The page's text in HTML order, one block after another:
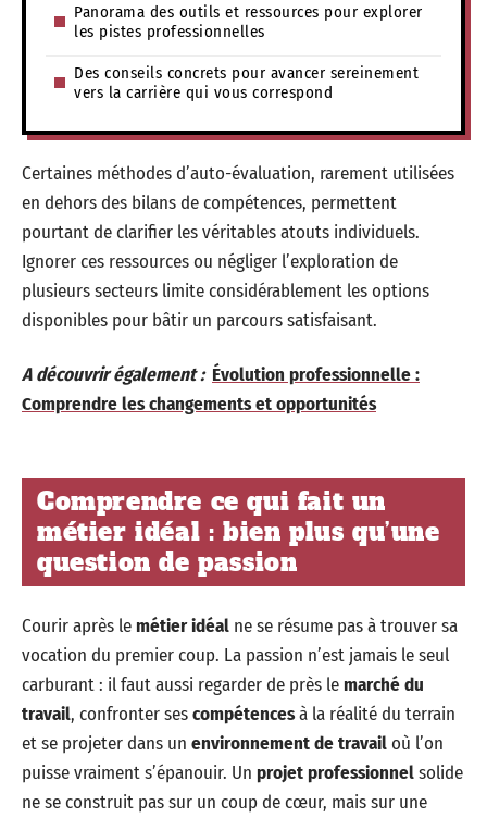
Panorama des outils et ressources pour explorer
les pistes professionnelles
Des conseils concrets pour avancer sereinement
vers la carrière qui vous correspond
Certaines méthodes d’auto-évaluation, rarement utilisées
en dehors des bilans de compétences, permettent
pourtant de clarifier les véritables atouts individuels.
Ignorer ces ressources ou négliger l’exploration de
plusieurs secteurs limite considérablement les options
disponibles pour bâtir un parcours satisfaisant.
A découvrir également : Évolution professionnelle :
Comprendre les changements et opportunités
Comprendre ce qui fait un
métier idéal : bien plus qu’une
question de passion
Courir après lemétier idéal ne se résume pas à trouver sa
vocation du premier coup. La passion n’est jamais le seul
carburant : il faut aussi regarder de près lemarché du
travail, confronter sescompétencesà la réalité du terrain
et se projeter dans un environnement de travailoù l’on
puisse vraiment s’épanouir. Un projet professionnelsolide
ne se construit pas sur un coup de cœur, mais sur une